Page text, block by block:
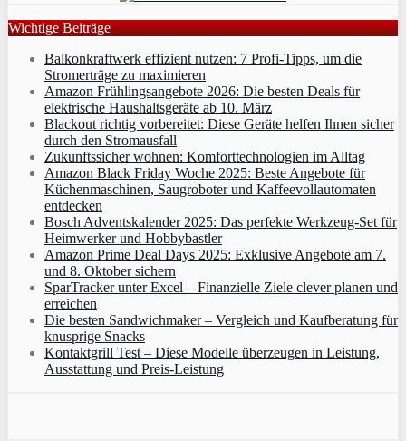
Wichtige Beiträge
Balkonkraftwerk effizient nutzen: 7 Profi-Tipps, um die
Stromerträge zu maximieren
Amazon Frühlingsangebote 2026: Die besten Deals für
elektrische Haushaltsgeräte ab 10. März
Blackout richtig vorbereitet: Diese Geräte helfen Ihnen sicher
durch den Stromausfall
Zukunftssicher wohnen: Komforttechnologien im Alltag
Amazon Black Friday Woche 2025: Beste Angebote für
Küchenmaschinen, Saugroboter und Kaffeevollautomaten
entdecken
Bosch Adventskalender 2025: Das perfekte Werkzeug-Set für
Heimwerker und Hobbybastler
Amazon Prime Deal Days 2025: Exklusive Angebote am 7.
und 8. Oktober sichern
SparTracker unter Excel – Finanzielle Ziele clever planen und
erreichen
Die besten Sandwichmaker – Vergleich und Kaufberatung für
knusprige Snacks
Kontaktgrill Test – Diese Modelle überzeugen in Leistung,
Ausstattung und Preis-Leistung